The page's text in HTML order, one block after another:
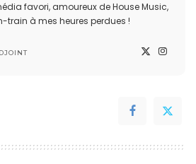
favori, amoureux de House Music,
train à mes heures perdues !